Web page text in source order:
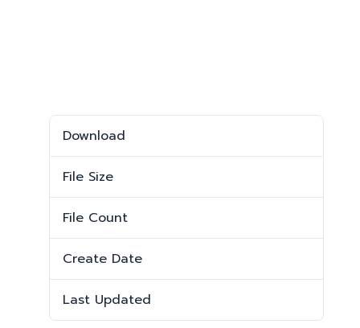
Download
File Size
File Count
Create Date
Last Updated